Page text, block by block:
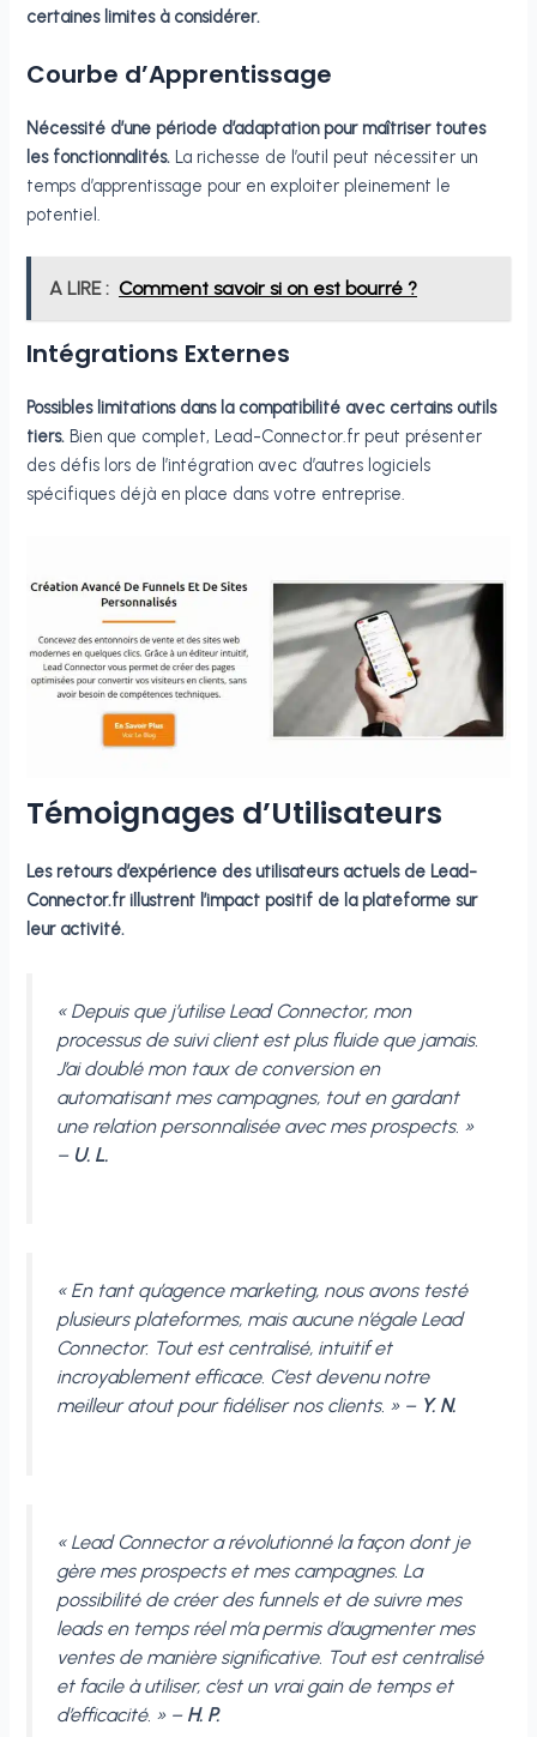
certaines limites à considérer.
Courbe d’Apprentissage
Nécessité d’une période d’adaptation pour maîtriser toutes
les fonctionnalités. La richesse de l’outil peut nécessiter un
temps d’apprentissage pour en exploiter pleinement le
potentiel.
A LIRE : Comment savoir si on est bourré ?
Intégrations Externes
Possibles limitations dans la compatibilité avec certains outils
tiers. Bien que complet, Lead-Connector.fr peut présenter
des défis lors de l’intégration avec d’autres logiciels
spécifiques déjà en place dans votre entreprise.
Témoignages d’Utilisateurs
Les retours d’expérience des utilisateurs actuels de Lead-
Connector.fr illustrent l’impact positif de la plateforme sur
leur activité.
« Depuis que j’utilise Lead Connector, mon
processus de suivi client est plus fluide que jamais.
J’ai doublé mon taux de conversion en
automatisant mes campagnes, tout en gardant
une relation personnalisée avec mes prospects. »
– U. L.
« En tant qu’agence marketing, nous avons testé
plusieurs plateformes, mais aucune n’égale Lead
Connector. Tout est centralisé, intuitif et
incroyablement efficace. C’est devenu notre
meilleur atout pour fidéliser nos clients. » – Y. N.
« Lead Connector a révolutionné la façon dont je
gère mes prospects et mes campagnes. La
possibilité de créer des funnels et de suivre mes
leads en temps réel m’a permis d’augmenter mes
ventes de manière significative. Tout est centralisé
et facile à utiliser, c’est un vrai gain de temps et
d’efficacité. » – H. P.